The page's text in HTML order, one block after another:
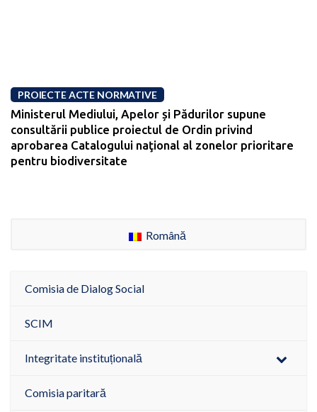
PROIECTE ACTE NORMATIVE
Ministerul Mediului, Apelor și Pădurilor supune
consultării publice proiectul de Ordin privind
aprobarea Catalogului naţional al zonelor prioritare
pentru biodiversitate
Română
Comisia de Dialog Social
SCIM
Integritate instituțională
Comisia paritară